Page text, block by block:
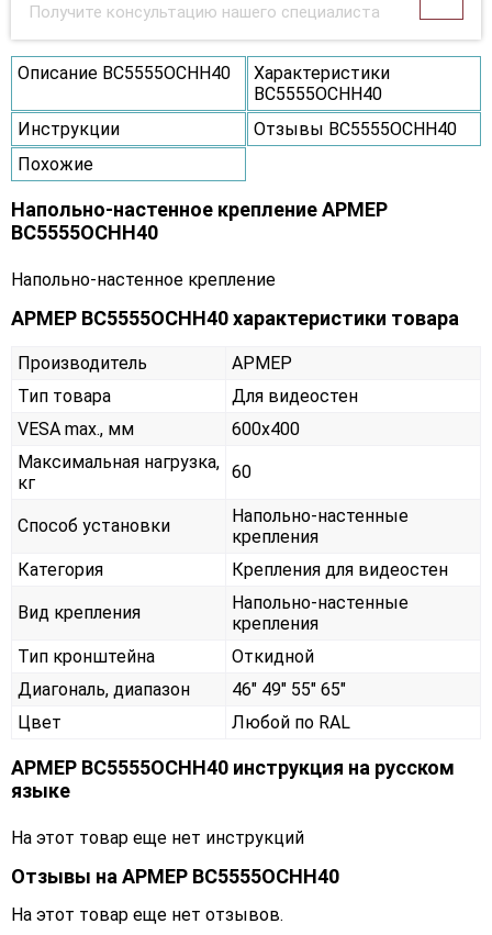
Получите консультацию нашего специалиста
Описание ВС5555ОСНН40
Характеристики
ВС5555ОСНН40
Инструкции
Отзывы ВС5555ОСНН40
Похожие
Напольно-настенное крепление АРМЕР
ВС5555ОСНН40
Напольно-настенное крепление
АРМЕР ВС5555ОСНН40 характеристики товара
Производитель
АРМЕР
Тип товара
Для видеостен
VESA max., мм
600х400
Максимальная нагрузка,
кг
60
Способ установки
Напольно-настенные
крепления
Категория
Крепления для видеостен
Вид крепления
Напольно-настенные
крепления
Тип кронштейна
Откидной
Диагональ, диапазон
46" 49" 55" 65"
Цвет
Любой по RAL
АРМЕР ВС5555ОСНН40 инструкция на русском
языке
На этот товар еще нет инструкций
Отзывы наАРМЕР ВС5555ОСНН40
На этот товар еще нет отзывов.